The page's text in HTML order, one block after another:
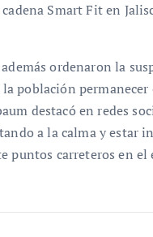
Smart Fit en
ordenaron la
población
destacó en redes
a la calma y estar
puntos carreteros en